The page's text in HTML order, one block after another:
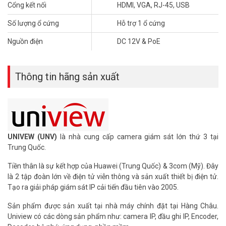
– Chất liệu: vỏ sắt.
– Xuất xứ: Trung Quốc.
– Bảo hành: 24 tháng.
Để cập nhật thông tin giá đầu ghi hình UNV mới nhất, quý khách
Tham khảo các kênh thông tin khác:
– Facebook:
https://www.facebook.com/vuhoangtelecom/
– Website:https://vuhoangtelecom.vn/
Cổng kết nối HDMI, VGA, RJ-45, USB
Số lượng ổ cứng Hỗ trợ 1 ổ cứng
Nguồn điện DC 12V & PoE
Thông tin hãng sản xuất
UNIVEW (UNV) là nhà cung cấp camera giám sát lớn thứ 3 tại
Trung Quốc.
Tiền thân là sự kết hợp của Huawei (Trung Quốc) & 3com (Mỹ). Đây
là 2 tập đoàn lớn về điện tử viễn thông và sản xuất thiết bị điện tử.
Tạo ra giải pháp giám sát IP cải tiến đầu tiên vào 2005.
Sản phẩm được sản xuất tại nhà máy chính đặt tại Hàng Châu.
Uniview có các dòng sản phẩm như: camera IP, đầu ghi IP, Encoder,